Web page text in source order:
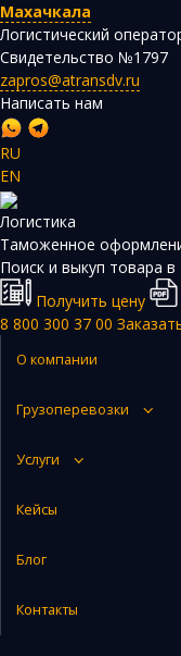
Махачкала
Логистический
Свидетельство №1797
zapros@atransdv.ru
Написать нам
RU
EN
Логистика
Таможенное
Поиск и выкуп товара в
Получить цену
8 800 300 37 00
О компании
Грузоперевозки
Услуги
Кейсы
Блог
Контакты
Авиаперевозки из
Железнодорожные
Контейнерные
Морские
Сборные грузы из
Закупка и поставка
Поиск поставщика в